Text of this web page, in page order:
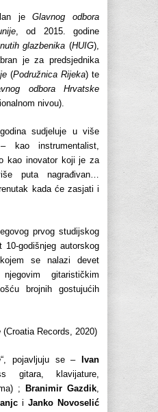
jeGlavnog odbora
, od 2015. godine
glazbenika (HUIG),
je za predsjednika
(Podružnica Rijeka) te
odbora Hrvatske
nivou).
sudjeluje u više
kao instrumentalist,
kao inovator koji je za
puta nagrađivan…
kada će zasjati i
prvog studijskog
godišnjeg autorskog
se nalazi devet
gitarističkim
brojnih gostujućih
(Croatia Records, 2020)
“, pojavljuju se –
Ivan
gitara, klavijature,
;
Branimir Gazdik,
i Janko Novoselić